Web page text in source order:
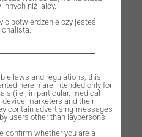
innych niż laicy.
o potwierdzenie czy jesteś
laws and regulations, this
herein are intended only for
(i.e., in particular, medical
marketers and their
contain advertising messages
users other than laypersons.
confirm whether you are a